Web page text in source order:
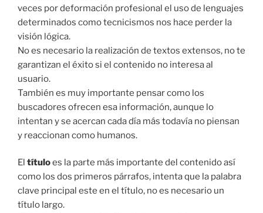
veces por deformación profesional el uso de lenguajes
determinados como tecnicismos nos hace perder la
visión lógica.
No es necesario la realización de textos extensos, no te
garantizan el éxito si el contenido no interesa al
usuario.
También es muy importante pensar como los
buscadores ofrecen esa información, aunque lo
intentan y se acercan cada día más todavía no piensan
y reaccionan como humanos.
El títuloes la parte más importante del contenido así
como los dos primeros párrafos, intenta que la palabra
clave principal este en el título, no es necesario un
título largo.